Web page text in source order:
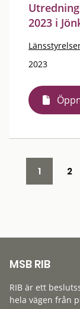
2023 i
2023
1 2
MSB RIB
RIB är ett
hela vägen från